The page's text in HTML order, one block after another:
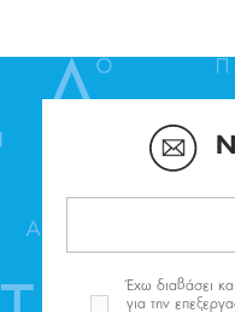
Έχω διαβάσει
για την